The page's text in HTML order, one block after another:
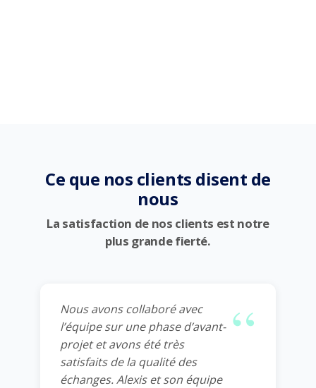
Ce que nos clients disent de
nous
La satisfaction de nos clients est notre
plus grande fierté.
Nous avons collaboré avec
l’équipe sur une phase d’avant-
projet et avons été très
satisfaits de la qualité des
échanges. Alexis et son équipe